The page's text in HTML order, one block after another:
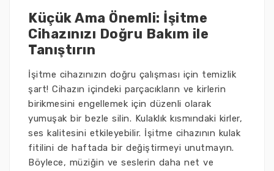
Küçük Ama Önemli: İşitme
Cihazınızı Doğru Bakım ile
Tanıştırın
İşitme cihazınızın doğru çalışması için temizlik
şart! Cihazın içindeki parçacıkların ve kirlerin
birikmesini engellemek için düzenli olarak
yumuşak bir bezle silin. Kulaklık kısmındaki kirler,
ses kalitesini etkileyebilir. İşitme cihazının kulak
fitilini de haftada bir değiştirmeyi unutmayın.
Böylece, müziğin ve seslerin daha net ve